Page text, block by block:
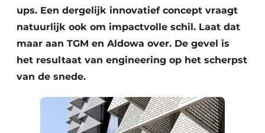
ups. Een dergelijk innovatief concept vraagt
natuurlijk ook om impactvolle schil. Laat dat
maar aan TGM en Aldowa over. De gevel is
het resultaat van engineering op het scherpst
van de snede.